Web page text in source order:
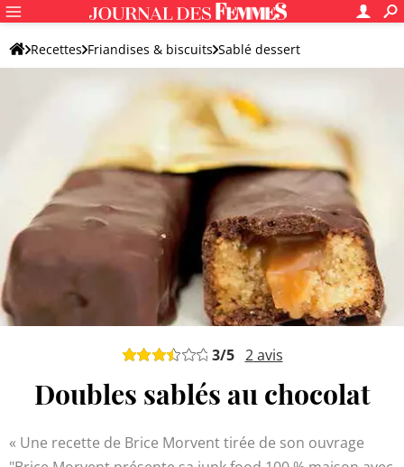
Recettes Friandises & biscuits Sablé dessert
3/5 2avis
Doubles sablés au chocolat
Une recette de Brice Morvent tirée de son ouvrage